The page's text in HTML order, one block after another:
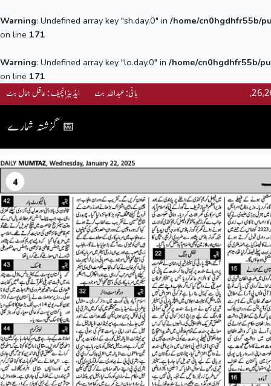
Warning: Undefined array key "sh.day.0" in /home/cn0hgdhfr55b/
on line 171
Warning: Undefined array key "lo.day.0" in /home/cn0hgdhfr55b/
on line 171
بانی: عبداللہ بٹ ایڈیٹرانچیف : عاقل جمال بٹ
گزشتہ شمارے 📅